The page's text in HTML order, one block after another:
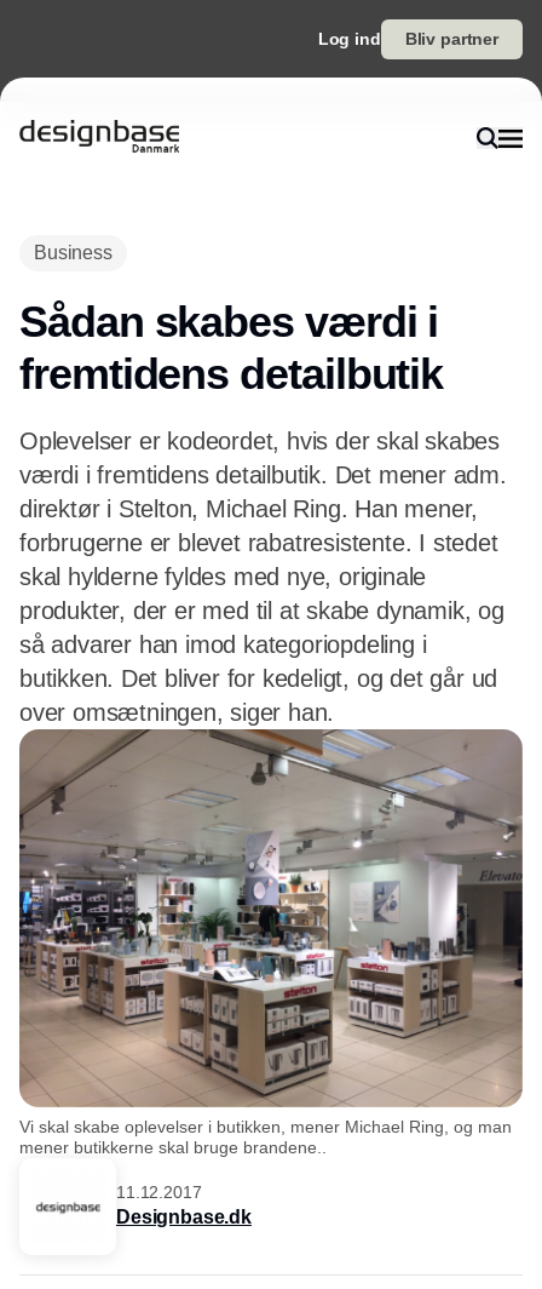
Log ind Bliv partner
Business
Sådan skabes værdi i
fremtidens detailbutik
Oplevelser er kodeordet, hvis der skal skabes
værdi i fremtidens detailbutik. Det mener adm.
direktør i Stelton, Michael Ring. Han mener,
forbrugerne er blevet rabatresistente. I stedet
skal hylderne fyldes med nye, originale
produkter, der er med til at skabe dynamik, og
så advarer han imod kategoriopdeling i
butikken. Det bliver for kedeligt, og det går ud
over omsætningen, siger han.
Vi skal skabe oplevelser i butikken, mener Michael Ring, og man
mener butikkerne skal bruge brandene..
11.12.2017
Designbase.dk